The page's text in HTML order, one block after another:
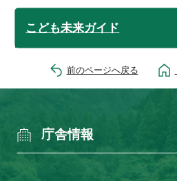
こども未来ガイド
前のページへ戻る
庁舎情報